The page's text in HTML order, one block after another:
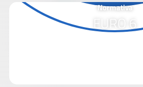
Normativa
EURO 6